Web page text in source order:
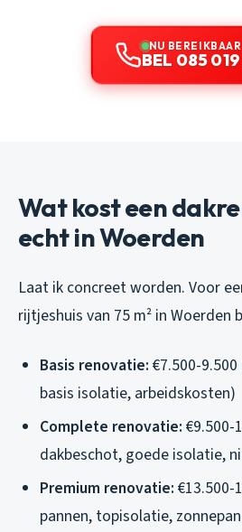
NU BEREIKBAAR
BEL 085
Wat kost een
echt in Woerden
Laat ik concreet worden. Voor
rijtjeshuis van 75 m² in Woerden
Basis renovatie: €7.500-
basis isolatie, arbeidskosten)
Complete renovatie: €9.500-
dakbeschot, goede isolatie,
Premium renovatie: €13.500-
pannen, topisolatie,